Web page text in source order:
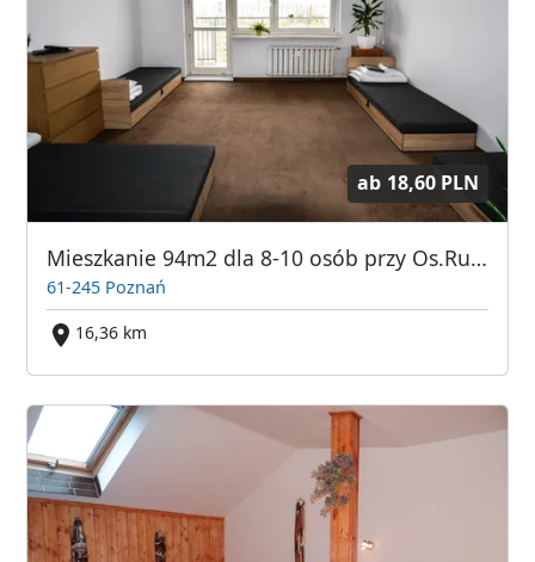
ab 18,60 PLN
Mieszkanie 94m2 dla 8-10 osób przy Os.Rusa w Poznaniu - KWATERY PRACOWNICZE!
61-245 Poznań
16,36 km